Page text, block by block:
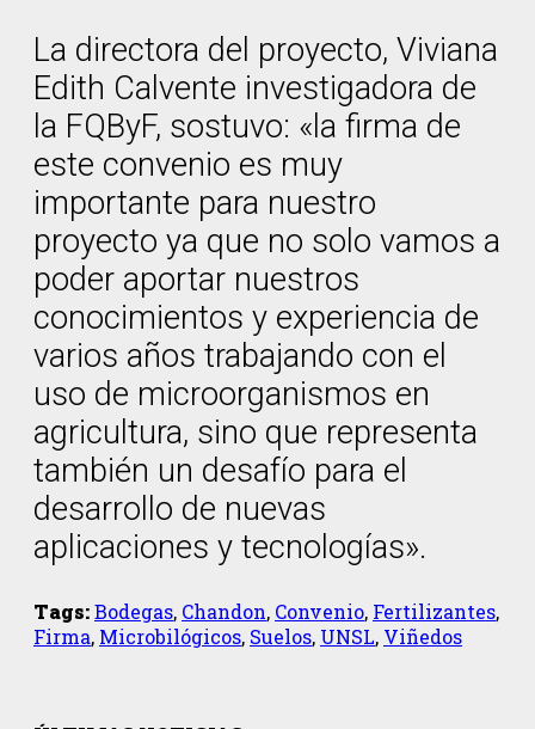
La directora del proyecto, Viviana
Edith Calvente investigadora de
la FQByF, sostuvo: «la firma de
este convenio es muy
importante para nuestro
proyecto ya que no solo vamos a
poder aportar nuestros
conocimientos y experiencia de
varios años trabajando con el
uso de microorganismos en
agricultura, sino que representa
también un desafío para el
desarrollo de nuevas
aplicaciones y tecnologías».
Tags:Bodegas, Chandon, Convenio, Fertilizantes,
Firma, Microbilógicos, Suelos, UNSL, Viñedos